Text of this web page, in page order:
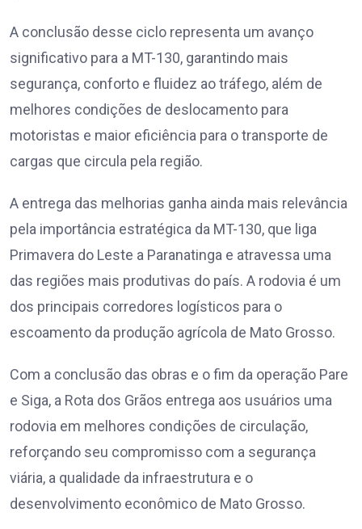
A conclusão desse ciclo representa um avanço
significativo para a MT-130, garantindo mais
segurança, conforto e fluidez ao tráfego, além de
melhores condições de deslocamento para
motoristas e maior eficiência para o transporte de
cargas que circula pela região.
A entrega das melhorias ganha ainda mais relevância
pela importância estratégica da MT-130, que liga
Primavera do Leste a Paranatinga e atravessa uma
das regiões mais produtivas do país. A rodovia é um
dos principais corredores logísticos para o
escoamento da produção agrícola de Mato Grosso.
Com a conclusão das obras e o fim da operação Pare
e Siga, a Rota dos Grãos entrega aos usuários uma
rodovia em melhores condições de circulação,
reforçando seu compromisso com a segurança
viária, a qualidade da infraestrutura e o
desenvolvimento econômico de Mato Grosso.